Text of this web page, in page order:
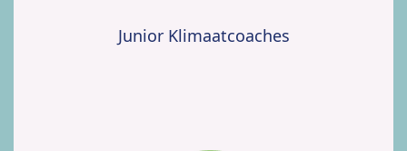
Junior Klimaatcoaches